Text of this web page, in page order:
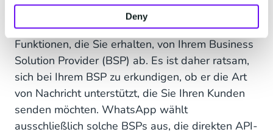
Deny
Obwohl WhatsApp API verschiedene Arten von
Nachrichten unterstützt, hängen die genauen
Funktionen, die Sie erhalten, von Ihrem Business
Solution Provider (BSP) ab. Es ist daher ratsam,
sich bei Ihrem BSP zu erkundigen, ob er die Art
von Nachricht unterstützt, die Sie Ihren Kunden
senden möchten. WhatsApp wählt
ausschließlich solche BSPs aus, die direkten API-